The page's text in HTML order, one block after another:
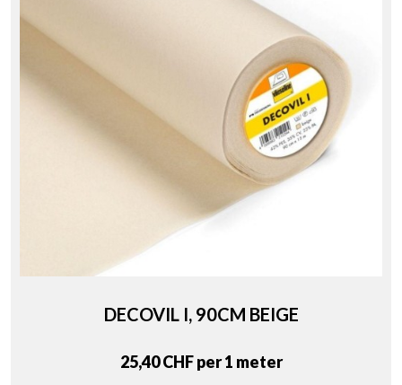
DECOVIL I, 90CM BEIGE
Price
25,40 CHF per 1 meter